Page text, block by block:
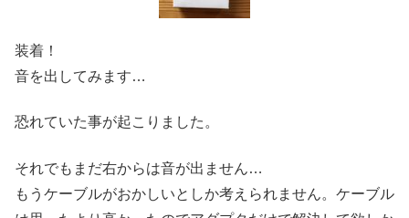
装着！
音を出してみます…
恐れていた事が起こりました。
それでもまだ右からは音が出ません…
もうケーブルがおかしいとしか考えられません。ケーブル